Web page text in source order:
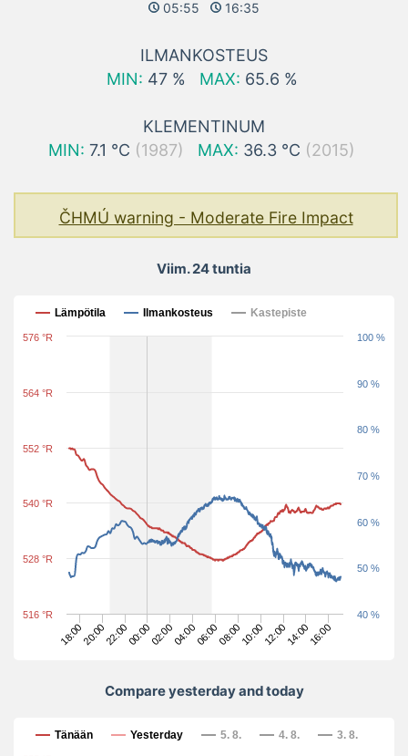
05:55 16:35
ILMANKOSTEUS
MIN: 47 % MAX: 65.6 %
KLEMENTINUM
MIN: 7.1 °C (1987) MAX: 36.3 °C (2015)
ČHMÚ warning - Moderate Fire Impact
Viim. 24 tuntia
Viim. 24 tuntia
Lämpötila Ilmankosteus Kastepiste
18:0020:0022:0000:0002:0004:0006:0008:0010:0012:0014:0016:00
516 °R
528 °R
540 °R
552 °R
564 °R
576 °R
40 %
50 %
60 %
70 %
80 %
90 %
100 %
Compare yesterday and today
Compare yesterday and today
Tänään Yesterday 5. 8. 4. 8. 3. 8.